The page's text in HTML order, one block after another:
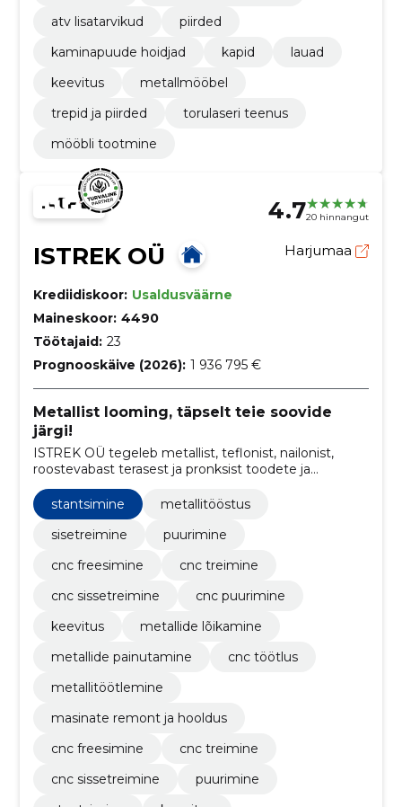
atv lisatarvikud
piirded
kaminapuude hoidjad
kapid
lauad
keevitus
metallmööbel
trepid ja piirded
torulaseri teenus
mööbli tootmine
4.720 hinnangut
ISTREK OÜ Harjumaa
Krediidiskoor: Usaldusväärne
Maineskoor: 4490
Töötajaid: 23
Prognooskäive (2026): 1 936 795 €
Metallist looming, täpselt teie soovide
järgi!
ISTREK OÜ tegeleb metallist, teflonist, nailonist,
roostevabast terasest ja pronksist toodete ja
individuaalse projekti järgi tööd ja vanade
metalldetailide restaureerimist.
stantsimine
metallitööstus
sisetreimine
puurimine
cnc freesimine
cnc treimine
cnc sissetreimine
cnc puurimine
keevitus
metallide lõikamine
metallide painutamine
cnc töötlus
metallitöötlemine
masinate remont ja hooldus
cnc freesimine
cnc treimine
cnc sissetreimine
puurimine